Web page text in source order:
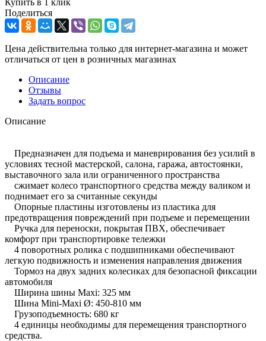
Поделиться
Цена действительна только для интернет-магазина и может
отличаться от цен в розничных магазинах
Описание
Отзывы
Задать вопрос
Описание
Предназначен для подъема и маневрирования без усилий в
условиях тесной мастерской, салона, гаража, автостоянки,
выставочного зала или ограниченного пространства
сжимает колесо транспортного средства между валиком и
поднимает его за считанные секунды
Опорные пластины изготовлены из пластика для
предотвращения повреждений при подъеме и перемещении
Ручка для переноски, покрытая ПВХ, обеспечивает
комфорт при транспортировке тележки
4 поворотных ролика с подшипниками обеспечивают
легкую подвижность и изменения направления движения
Тормоз на двух задних колесиках для безопасной фиксации
автомобиля
Ширина шины Maxi: 325 мм
Шина Mini-Maxi Ø: 450-810 мм
Грузоподъемность: 680 кг
4 единицы необходимы для перемещения транспортного
средства.